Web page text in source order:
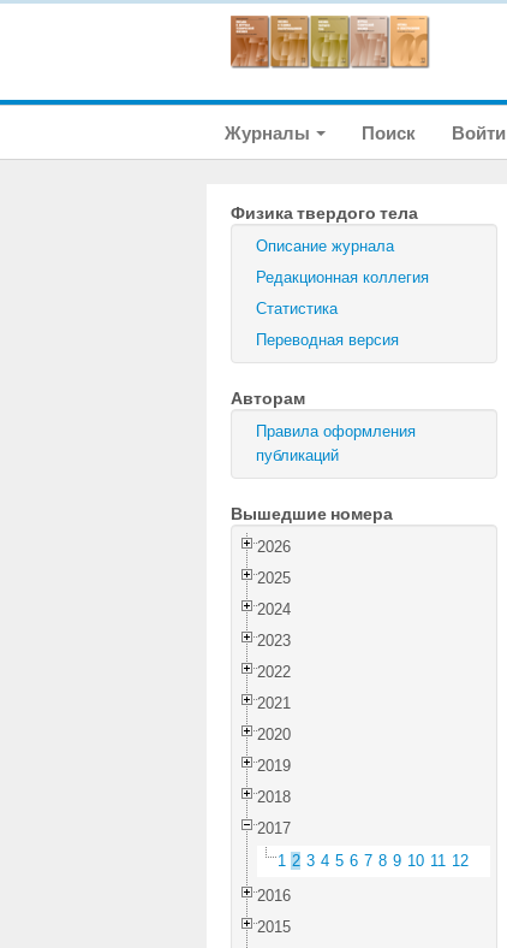
Журналы Поиск Войти
Физика твердого тела
Описание журнала
Редакционная коллегия
Статистика
Переводная версия
Авторам
Правила оформления
публикаций
Вышедшие номера
2026
2025
2024
2023
2022
2021
2020
2019
2018
2017
1 2 3 4 5 6 7 8 9 10 11 12
2016
2015